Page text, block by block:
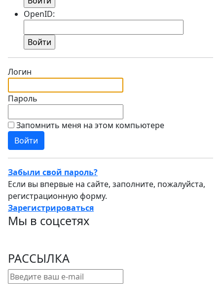
OpenID:
Логин
Пароль
Запомнить меня на этом компьютере
Забыли свой пароль?
Если вы впервые на сайте, заполните, пожалуйста,
регистрационную форму.
Зарегистрироваться
Мы в соцсетях
РАССЫЛКА